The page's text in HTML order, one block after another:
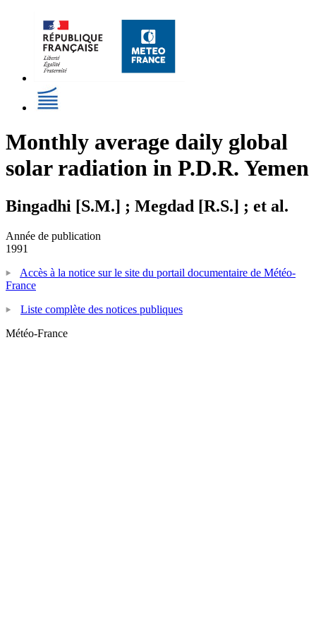
Monthly average daily global
solar radiation in P.D.R. Yemen
Bingadhi [S.M.] ; Megdad [R.S.] ; et al.
Année de publication
1991
Accès à la notice sur le site du portail documentaire de Météo-
France
Liste complète des notices publiques
Météo-France